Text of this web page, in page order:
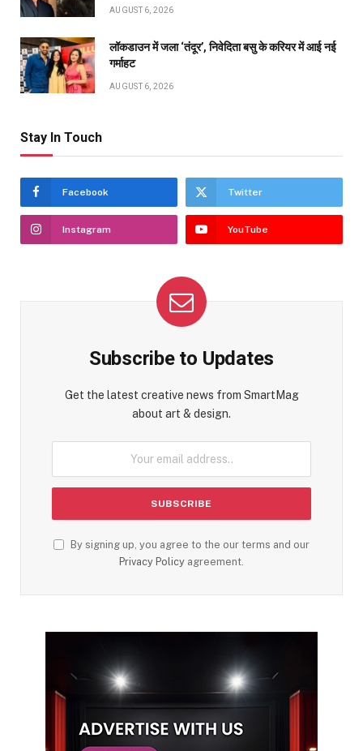
AUGUST 6, 2026
लॉकडाउन में जला ‘तंदूर’, निवेदिता बसु के करियर में आई नई
गर्माहट
AUGUST 6, 2026
Stay In Touch
Facebook Twitter
Instagram YouTube
Subscribe to Updates
Get the latest creative news from SmartMag
about art & design.
By signing up, you agree to the our terms and our
Privacy Policy agreement.